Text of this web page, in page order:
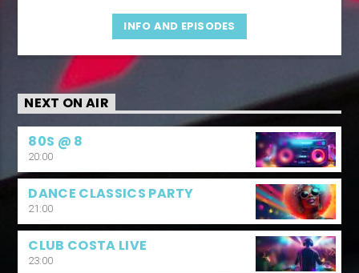
INFO AND EPISODES
NEXT ON AIR
80S @ 8
20:00
DANCE CLASSICS PARTY
21:00
CLUB COSTA LIVE
23:00